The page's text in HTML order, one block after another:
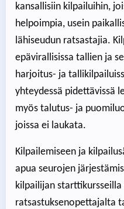
kansallisiin kilpailuihin,
helpoimpia, usein
lähiseudun ratsastajia.
epävirallisissa tallien ja
harjoitus- ja
yhteydessä pidettävissä
myös talutus- ja
joissa ei laukata.
Kilpailemiseen ja
apua seurojen
kilpailijan
ratsastuksenopettajalta